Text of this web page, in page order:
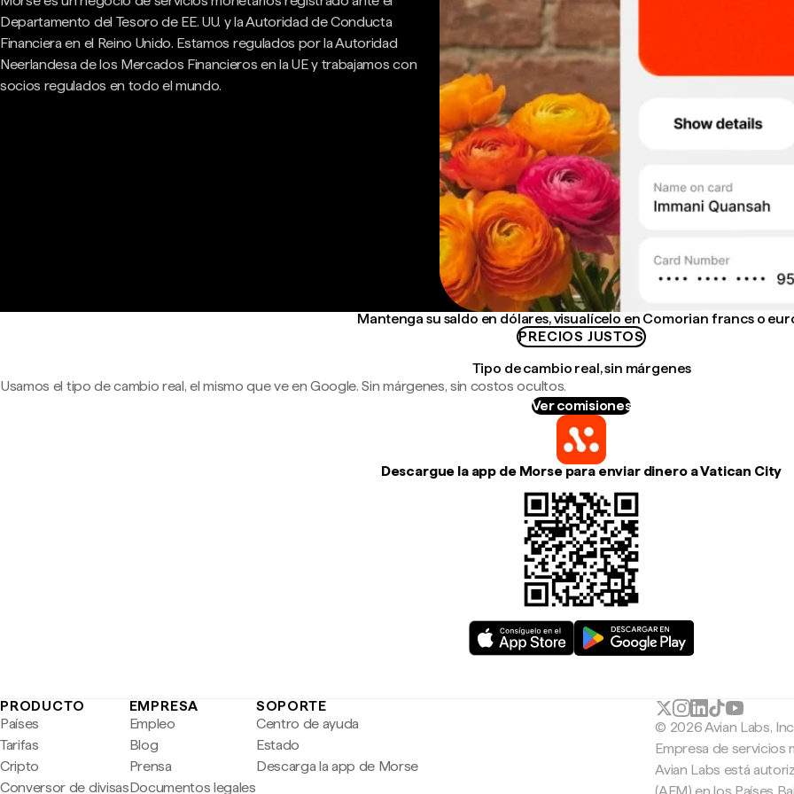
Departamento del Tesoro de EE. UU. y la Autoridad de Conducta
Financiera en el Reino Unido. Estamos regulados por la Autoridad
Neerlandesa de los Mercados Financieros en la UE y trabajamos con
socios regulados en todo el mundo.
Mantenga su saldo en dólares, visualícelo en Comorian francs o
PRECIOS JUSTOS
Tipo de cambio real, sin márgenes
Usamos el tipo de cambio real, el mismo que ve en Google. Sin márgenes, sin costos ocultos.
Ver comisiones
Descargue la app de Morse para enviar dinero a Vatican City
PRODUCTO
Países
Tarifas
Cripto
Conversor de divisas
EMPRESA
Empleo
Blog
Prensa
Documentos legales
SOPORTE
Centro de ayuda
Estado
Descarga la app de Morse
© 2026 Avian Labs, Inc
Empresa de servicios
Avian Labs está